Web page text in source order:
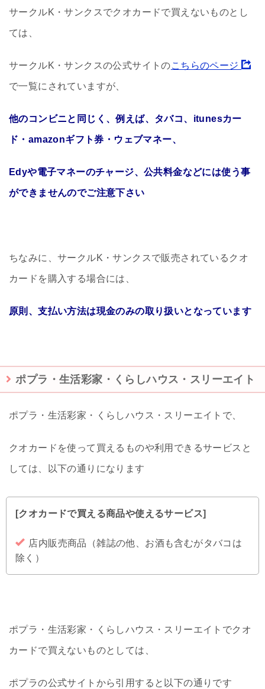
サークルK・サンクスでクオカードで買えないものとし
ては、
サークルK・サンクスの公式サイトのこちらのページ
で一覧にされていますが、
他のコンビニと同じく、例えば、タバコ、itunesカー
ド・amazonギフト券・ウェブマネー、
Edyや電子マネーのチャージ、公共料金などには使う事
ができませんのでご注意下さい
ちなみに、サークルK・サンクスで販売されているクオ
カードを購入する場合には、
原則、支払い方法は現金のみの取り扱いとなっています
ポプラ・生活彩家・くらしハウス・スリーエイト
ポプラ・生活彩家・くらしハウス・スリーエイトで、
クオカードを使って買えるものや利用できるサービスと
しては、以下の通りになります
[クオカードで買える商品や使えるサービス]
店内販売商品（雑誌の他、お酒も含むがタバコは
除く）
ポプラ・生活彩家・くらしハウス・スリーエイトでクオ
カードで買えないものとしては、
ポプラの公式サイトから引用すると以下の通りです